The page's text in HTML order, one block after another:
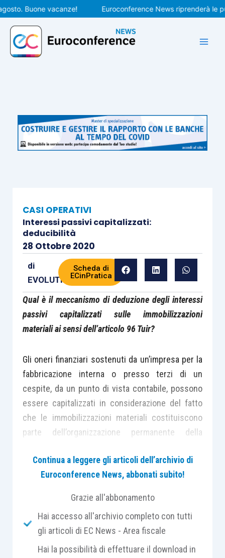
Vai
al
contenuto
Buone vacanze! Euroconference News riprenderà le
CASI OPERATIVI
Interessi passivi capitalizzati:
deducibilità
28 Ottobre 2020
di
EVOLUTION
Scheda di
ECinPratica
Qual è il meccanismo di deduzione degli interessi
passivi capitalizzati sulle immobilizzazioni
materiali ai sensi dell’articolo 96 Tuir?
Gli oneri finanziari sostenuti da un’impresa per la
fabbricazione interna o presso terzi di un
cespite, da un punto di vista contabile, possono
essere capitalizzati in considerazione del fatto
che le immobilizzazioni materiali costituiscono
parte dell’organizzazione permanente della
funzione.
Sul tema il principio contabile Oic 16 prevede
la capitalizzazione degli oneri finanziari è
ammessa con riguardo ad oneri
Continua a leggere gli articoli dell’archivio di
Euroconference News, abbonati subito!
Grazie all'abbonamento
Hai accesso all'archivio completo con tutti
gli articoli di EC News - Area fiscale
Hai la possibilità di effettuare il download in